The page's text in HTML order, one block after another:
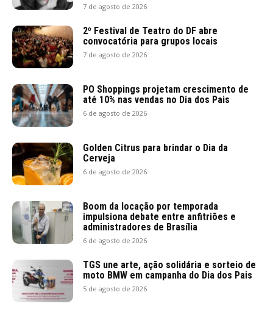
7 de agosto de 2026
2º Festival de Teatro do DF abre
convocatória para grupos locais
7 de agosto de 2026
PO Shoppings projetam crescimento de
até 10% nas vendas no Dia dos Pais
6 de agosto de 2026
Golden Citrus para brindar o Dia da
Cerveja
6 de agosto de 2026
Boom da locação por temporada
impulsiona debate entre anfitriões e
administradores de Brasília
6 de agosto de 2026
TGS une arte, ação solidária e sorteio de
moto BMW em campanha do Dia dos Pais
5 de agosto de 2026